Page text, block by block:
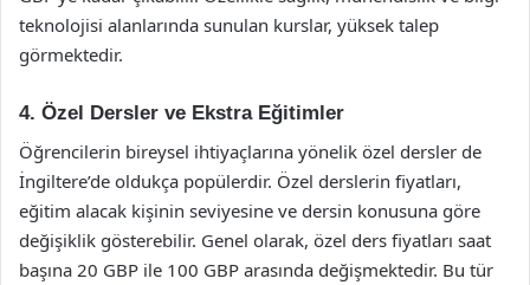
teknolojisi alanlarında sunulan kurslar, yüksek talep
görmektedir.
4. Özel Dersler ve Ekstra Eğitimler
Öğrencilerin bireysel ihtiyaçlarına yönelik özel dersler de
İngiltere’de oldukça popülerdir. Özel derslerin fiyatları,
eğitim alacak kişinin seviyesine ve dersin konusuna göre
değişiklik gösterebilir. Genel olarak, özel ders fiyatları saat
başına 20 GBP ile 100 GBP arasında değişmektedir. Bu tür